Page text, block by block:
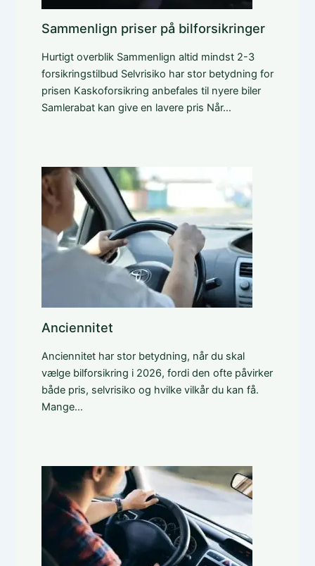
Sammenlign priser på bilforsikringer
Hurtigt overblik Sammenlign altid mindst 2-3
forsikringstilbud Selvrisiko har stor betydning for
prisen Kaskoforsikring anbefales til nyere biler
Samlerabat kan give en lavere pris Når…
Anciennitet
Anciennitet har stor betydning, når du skal
vælge bilforsikring i 2026, fordi den ofte påvirker
både pris, selvrisiko og hvilke vilkår du kan få.
Mange…